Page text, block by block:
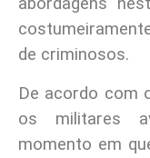
de criminosos.
De acordo com
os militares
momento em